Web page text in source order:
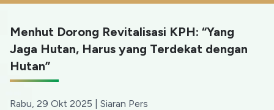
Menhut Dorong Revitalisasi KPH: “Yang
Jaga Hutan, Harus yang Terdekat dengan
Hutan”
Rabu, 29 Okt 2025 Siaran Pers